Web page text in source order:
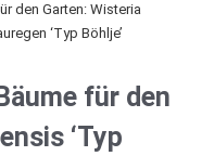
den Garten: Wisteria
‘Typ Böhlje’
für den
‘Typ